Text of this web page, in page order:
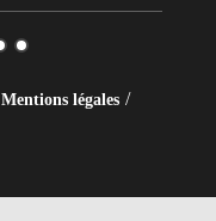
Mentions légales /